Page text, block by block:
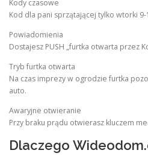
Kody czasowe
Kod dla pani sprzątającej tylko wtorki 9-
Powiadomienia
Dostajesz PUSH „furtka otwarta przez
Tryb furtka otwarta
Na czas imprezy w ogrodzie furtka
auto.
Awaryjne otwieranie
Przy braku prądu otwierasz kluczem
Dlaczego